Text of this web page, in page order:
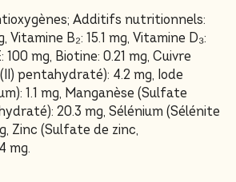
Additifs nutritionnels:
Vitamine B₂: 15.1 mg, Vitamine D₃:
100 mg, Biotine: 0.21 mg, Cuivre
pentahydraté): 4.2 mg, Iode
1.1 mg, Manganèse (Sulfate
20.3 mg, Sélénium (Sélénite
Zinc (Sulfate de zinc,
mg.